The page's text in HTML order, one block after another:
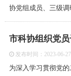
协党组成员、三级
市科协组织党员
发布时间：2023-06-27
为深入学习贯彻党